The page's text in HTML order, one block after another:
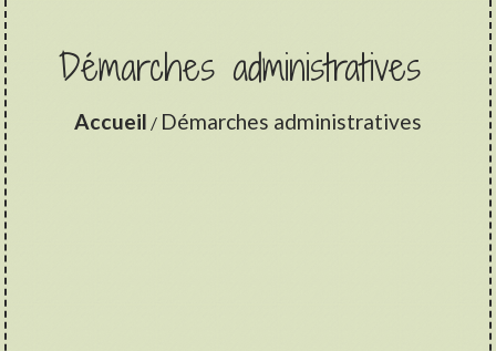
Démarches administratives
Accueil / Démarches administratives